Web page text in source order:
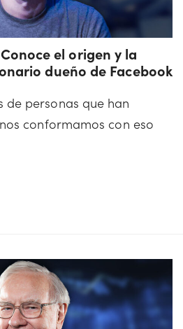
el origen y la
dueño de Facebook
de personas que han
conformamos con eso